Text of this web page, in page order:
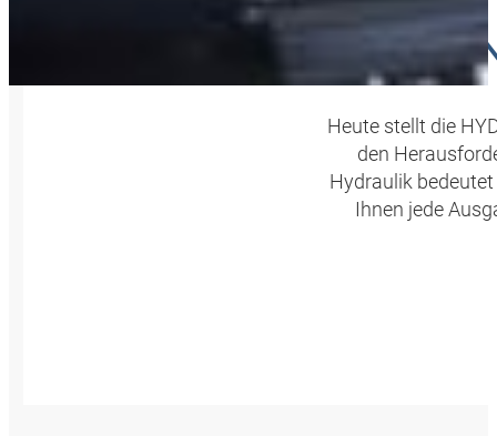
DAS
Heute stellt die
den
Hydraulik bedeutet
Ihnen jede